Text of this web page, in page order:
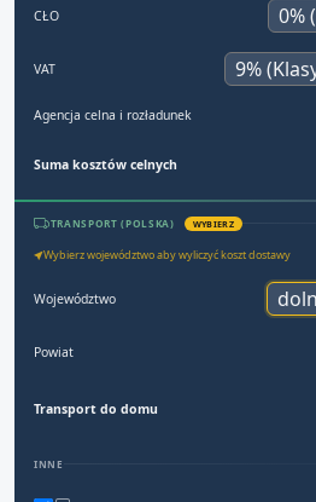
CŁO
VAT
Agencja celna i rozładunek
Suma kosztów celnych
TRANSPORT (POLSKA) WYBIERZ
Wybierz województwo aby wyliczyć koszt dostawy
Województwo
Powiat
Transport do domu
INNE